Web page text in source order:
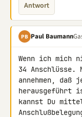
Antwort
PB Paul Baumann
Wenn ich mich
34 Anschlüsse.
annehmen, daß
herausgeführt
kannst Du